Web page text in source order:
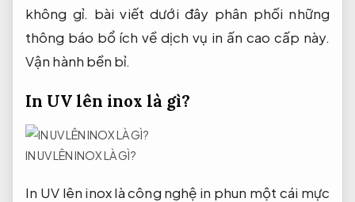
không gỉ. bài viết dưới đây phân phối những
thông báo bổ ích về dịch vụ in ấn cao cấp này.
Vận hành bền bỉ.
In UV lên inox là gì?
IN UV LÊN INOX LÀ GÌ?
In UV lên inox là công nghệ in phun một cái mực